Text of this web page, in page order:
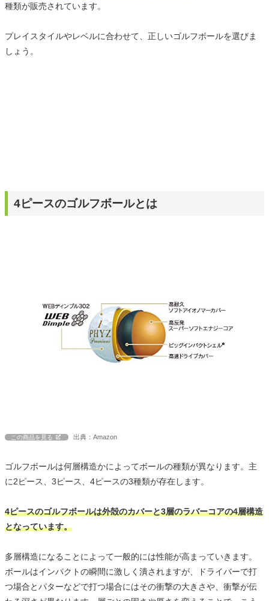
種類が販売されています。
プレイスタイルやレベルに合わせて、正しいゴルフボールを選びま
しょう。
4ピースのゴルフボールとは
この商品を見る 出典：Amazon
ゴルフボールは何層構造かによってボールの種類が異なります。主
に2ピース、3ピース、4ピースの3種類が存在します。
4ピースのゴルフボールは外殻のカバーと3層のラバーコアの4層構造
となっています。
多層構造になることによって一般的には性能が高まっていきます。
ボールはインパクトの瞬間に激しく潰されますが、ドライバーで打
つ場合とパターなどで打つ場合にはその衝撃の大きさや、衝撃が伝